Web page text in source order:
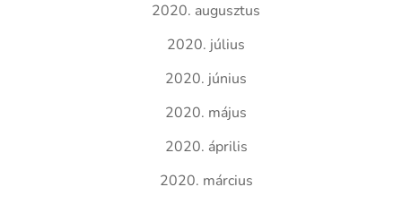
2020. augusztus
2020. július
2020. június
2020. május
2020. április
2020. március